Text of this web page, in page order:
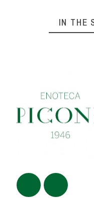
IN THE